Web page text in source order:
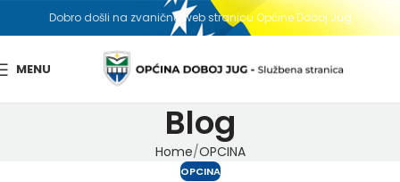
Dobro došli na zvaničnu web stranicu Općine Doboj Jug
MENU
Blog
Home OPCINA
OPCINA